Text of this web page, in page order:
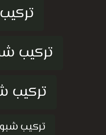
تركيب
تركيب
تركيب